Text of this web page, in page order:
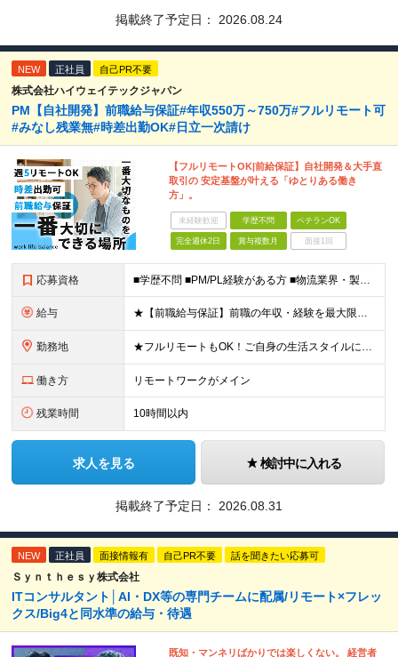
掲載終了予定日： 2026.08.24
NEW 正社員 自己PR不要
株式会社ハイウェイテックジャパン
PM【自社開発】前職給与保証#年収550万～750万#フルリモート可
#みなし残業無#時差出勤OK#日立一次請け
【フルリモートOK|前給保証】自社開発＆大手直
取引の 安定基盤が叶える「ゆとりある働き
方」。
未経験歓迎 学歴不問 ベテランOK
完全週休2日 賞与複数月 面接1回
応募資格 ■学歴不問 ■PM/PL経験がある方 ■物流業界・製造業界向けシステム（WMS/TMS/LMS/MES等）開発経験のある方 ＼こんな方にぴったり！／ ■実力に見合った高給与・正当評価を得たい方 ■家
給与 ★【前職給与保証】前職の年収・経験を最大限考慮し決定します ★みなし残業代なし！残業代は別途全額支給します◎ ★リモートワーク用のノートPCの支給あり ★賞与年2回＆毎年昇給しているメンバーも！ ★想
勤務地 ★フルリモートもOK！ご自身の生活スタイルに合わせて選択可能です◎ ★転勤なし＆「赤羽橋」から徒歩3分の駅チカ 【本社】東京都港区三田1-4-28 三田国際ビル18F ＼18階から見えるダイナミッ
働き方 リモートワークがメイン
残業時間 10時間以内
求人を見る 検討中に入れる
掲載終了予定日： 2026.08.31
NEW 正社員 面接情報有 自己PR不要 話を聞きたい応募可
Ｓｙｎｔｈｅｓｙ株式会社
ITコンサルタント│AI・DX等の専門チームに配属/リモート×フレッ
クス/Big4と同水準の給与・待遇
既知・マンネリばかりでは楽しくない。 経営者